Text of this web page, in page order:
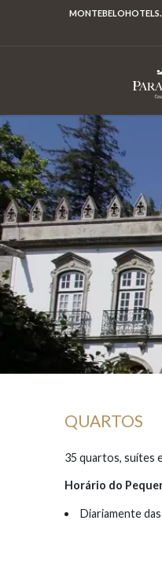
QUARTOS
35 quartos, suítes
Horário do
Diariamente